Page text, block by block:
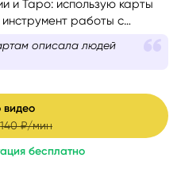
Более 9 лет
и Таро: использую карты
работы с
видео
140 ₽/мин